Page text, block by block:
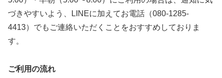
づきやすいよう、LINEに加えてお電話（080-1285-
4413）でもご連絡いただくことをおすすめしておりま
す。
ご利用の流れ